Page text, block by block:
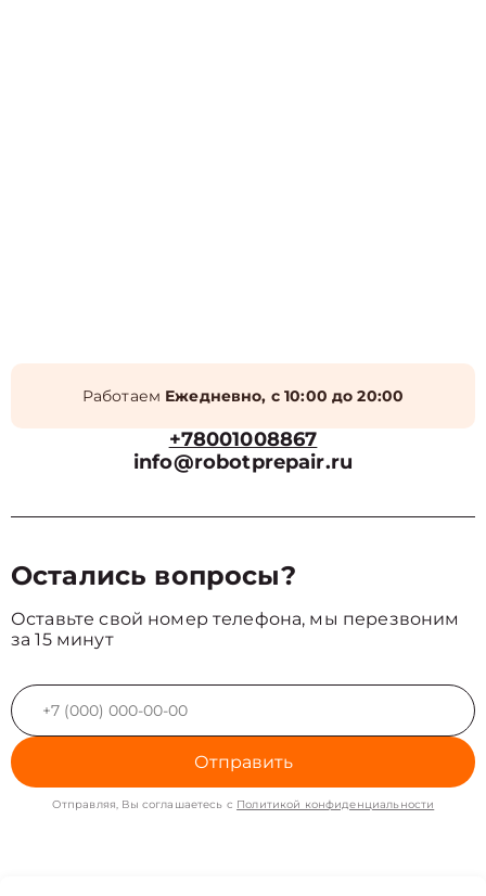
Работаем Ежедневно, с 10:00 до 20:00
+78001008867
info@robotprepair.ru
Остались вопросы?
Оставьте свой номер телефона, мы перезвоним
за 15 минут
Отправить
Отправляя, Вы соглашаетесь с Политикой конфиденциальности